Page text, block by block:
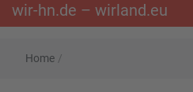
wir-hn.de – wirland.eu
Home /